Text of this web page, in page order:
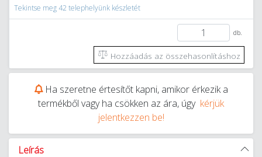
Tekintse meg 42 telephelyünk készletét
db.
Hozzáadás az összehasonlításhoz
Ha szeretne értesítőt kapni, amikor érkezik a
termékből vagy ha csökken az ára, úgy kérjük
jelentkezzen be!
Leírás